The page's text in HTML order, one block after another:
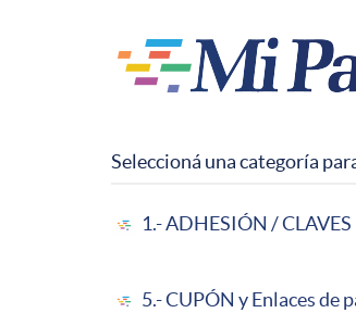
Seleccioná una categoría
1.- ADHESIÓN / CLAVES
5.- CUPÓN y Enlaces de